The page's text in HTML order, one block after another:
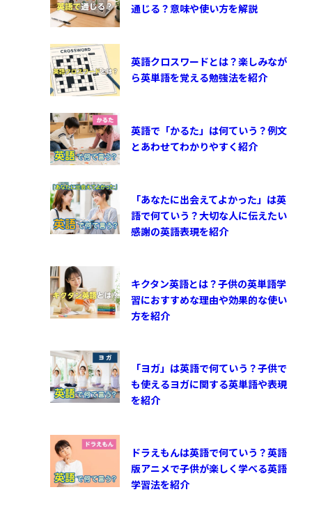
通じる？意味や使い方を解説
英語クロスワードとは？楽しみなが
ら英単語を覚える勉強法を紹介
英語で「かるた」は何ていう？例文
とあわせてわかりやすく紹介
「あなたに出会えてよかった」は英
語で何ていう？大切な人に伝えたい
感謝の英語表現を紹介
キクタン英語とは？子供の英単語学
習におすすめな理由や効果的な使い
方を紹介
「ヨガ」は英語で何ていう？子供で
も使えるヨガに関する英単語や表現
を紹介
ドラえもんは英語で何ていう？英語
版アニメで子供が楽しく学べる英語
学習法を紹介